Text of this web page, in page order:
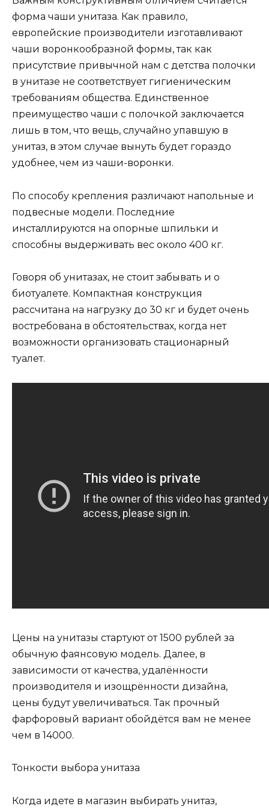
форма чаши унитаза. Как правило,
европейские производители изготавливают
чаши воронкообразной формы, так как
присутствие привычной нам с детства полочки
в унитазе не соответствует гигиеническим
требованиям общества. Единственное
преимущество чаши с полочкой заключается
лишь в том, что вещь, случайно упавшую в
унитаз, в этом случае вынуть будет гораздо
удобнее, чем из чаши-воронки.
По способу крепления различают напольные и
подвесные модели. Последние
инсталлируются на опорные шпильки и
способны выдерживать вес около 400 кг.
Говоря об унитазах, не стоит забывать и о
биотуалете. Компактная конструкция
рассчитана на нагрузку до 30 кг и будет очень
востребована в обстоятельствах, когда нет
возможности организовать стационарный
туалет.
Цены на унитазы стартуют от 1500 рублей за
обычную фаянсовую модель. Далее, в
зависимости от качества, удалённости
производителя и изощрённости дизайна,
цены будут увеличиваться. Так прочный
фарфоровый вариант обойдётся вам не менее
чем в 14000.
Тонкости выбора унитаза
Когда идете в магазин выбирать унитаз,